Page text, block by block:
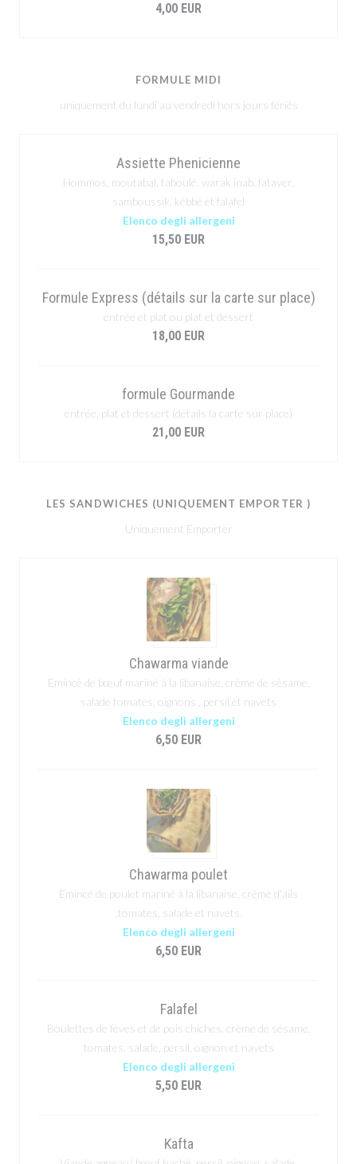
4,00 EUR
FORMULE MIDI
uniquement du lundi au vendredi hors jours fériés
Assiette Phenicienne
Hommos, moutabal, taboulé, warak inab, fatayer,
samboussik, kébbé et falafel
Elenco degli allergeni
15,50 EUR
Formule Express (détails sur la carte sur place)
entrée et plat ou plat et dessert
18,00 EUR
formule Gourmande
entrée, plat et dessert (détails la carte sur place)
21,00 EUR
LES SANDWICHES (UNIQUEMENT EMPORTER )
Uniquement Emporter
Chawarma viande
Emincé de bœuf mariné à la libanaise, crème de sésame,
salade tomates, oignons , persil et navets
Elenco degli allergeni
6,50 EUR
Chawarma poulet
Emincé de poulet mariné à la libanaise, crème d'ails
,tomates, salade et navets.
Elenco degli allergeni
6,50 EUR
Falafel
Boulettes de fèves et de pois chiches, crème de sésame,
tomates, salade, persil, oignon et navets
Elenco degli allergeni
5,50 EUR
Kafta